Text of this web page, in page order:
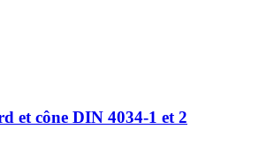
et cône DIN 4034-1 et 2